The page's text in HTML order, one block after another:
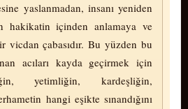
yaslanmadan, insanı yeniden
ha­ki­ka­tin içinden anlamaya ve
vic­dan çabasıdır. Bu yüzden bu
acıları kayda geçirmek için
yetimliğin, kardeşliğin,
hangi eşikte sınandığını